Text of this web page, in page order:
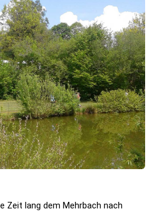
Zeit lang dem Mehrbach nach